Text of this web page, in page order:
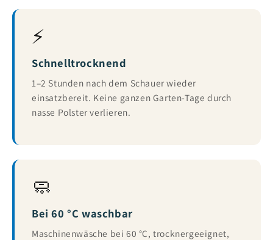
⚡
Schnelltrocknend
1–2 Stunden nach dem Schauer wieder
einsatzbereit. Keine ganzen Garten-Tage durch
nasse Polster verlieren.
🧼
Bei 60 °C waschbar
Maschinenwäsche bei 60 °C, trocknergeeignet,